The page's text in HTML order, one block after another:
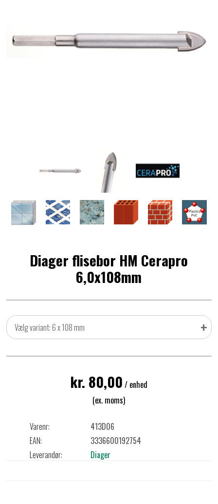
Diager flisebor HM Cerapro
6,0x108mm
Vælg variant: 6 x 108 mm +
kr. 80,00 / enhed
(ex. moms)
Varenr:
413D06
EAN:
3336600192754
Leverandør:
Diager